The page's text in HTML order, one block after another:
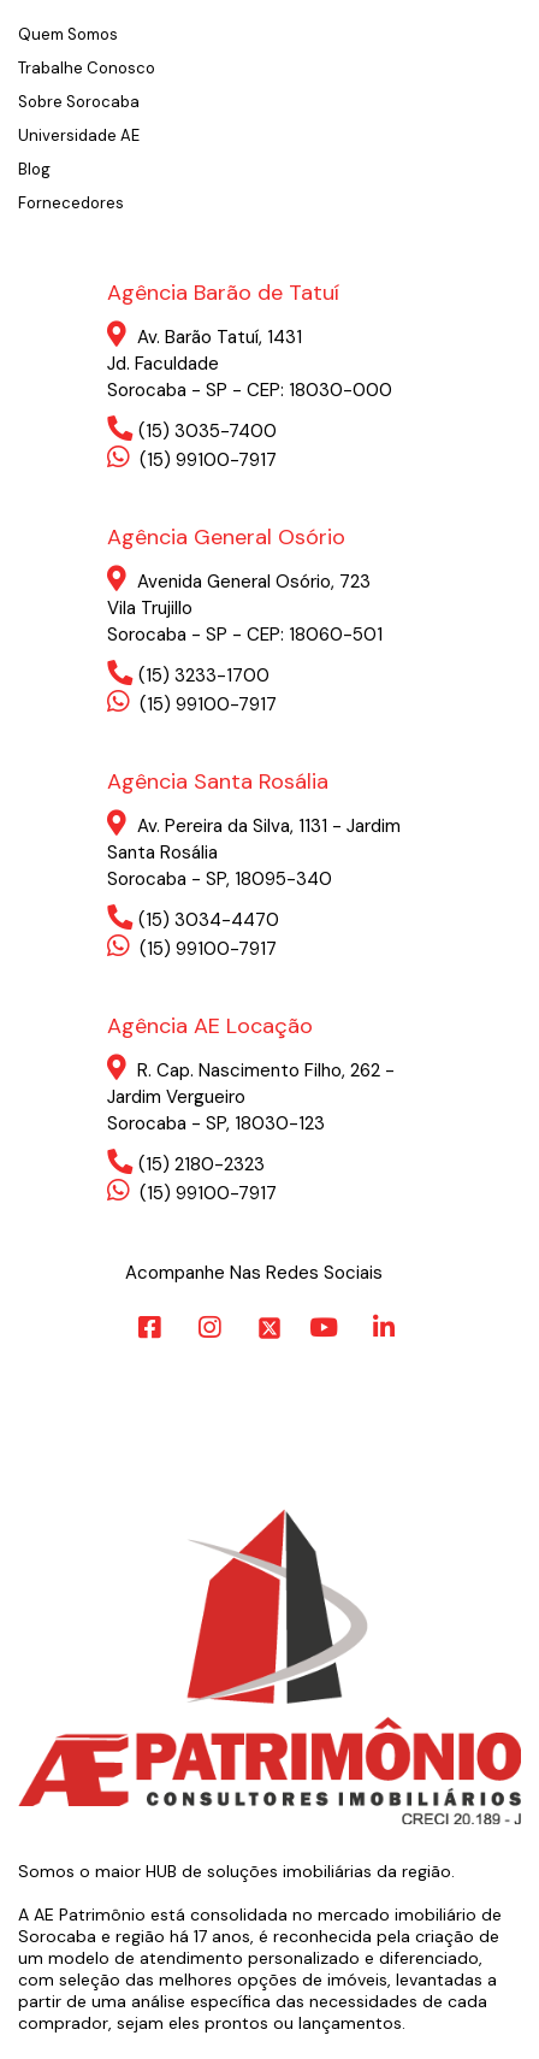
Quem Somos
Trabalhe Conosco
Sobre Sorocaba
Universidade AE
Blog
Fornecedores
Agência Barão de Tatuí
Av. Barão Tatuí, 1431
Jd. Faculdade
Sorocaba - SP - CEP: 18030-000
(15) 3035-7400
(15) 99100-7917
Agência General Osório
Avenida General Osório, 723
Vila Trujillo
Sorocaba - SP - CEP: 18060-501
(15) 3233-1700
(15) 99100-7917
Agência Santa Rosália
Av. Pereira da Silva, 1131 - Jardim
Santa Rosália
Sorocaba - SP, 18095-340
(15) 3034-4470
(15) 99100-7917
Agência AE Locação
R. Cap. Nascimento Filho, 262 -
Jardim Vergueiro
Sorocaba - SP, 18030-123
(15) 2180-2323
(15) 99100-7917
Acompanhe Nas Redes Sociais
Somos o maior HUB de soluções imobiliárias da região.
A AE Patrimônio está consolidada no mercado imobiliário de
Sorocaba e região há 17 anos, é reconhecida pela criação de
um modelo de atendimento personalizado e diferenciado,
com seleção das melhores opções de imóveis, levantadas a
partir de uma análise específica das necessidades de cada
comprador, sejam eles prontos ou lançamentos.